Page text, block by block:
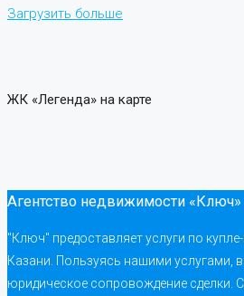
Загрузить больше
ЖК «Легенда» на карте
Агентство недвижимости «Ключ»
"Ключ" предоставляет услуги по
Казани. Пользуясь нашими услугами,
юридическое сопровождение сделки.